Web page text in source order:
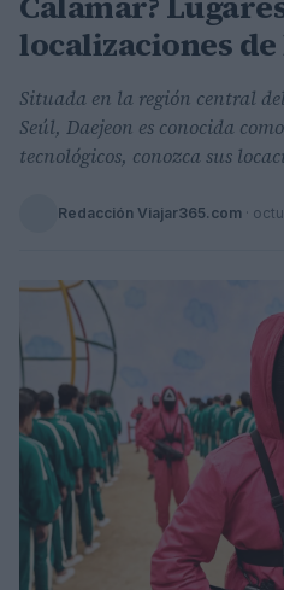
localizaciones
Situada en la región central
Seúl, Daejeon es conocida
tecnológicos, conozca sus
Redacción Viajar365.com ·